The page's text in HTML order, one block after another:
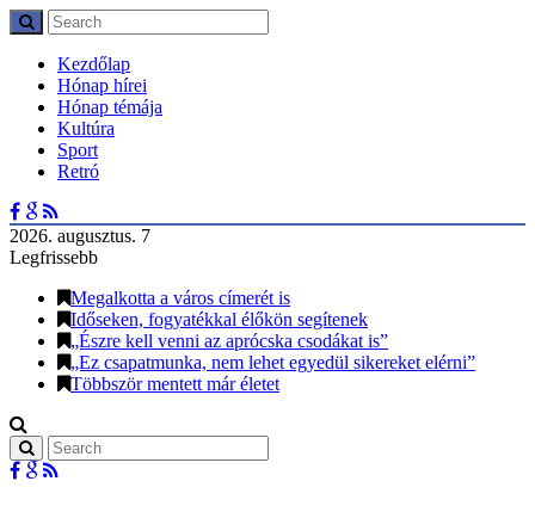
Kezdőlap
Hónap hírei
Hónap témája
Kultúra
Sport
Retró
2026. augusztus. 7
Legfrissebb
Megalkotta a város címerét is
Időseken, fogyatékkal élőkön segítenek
„Észre kell venni az aprócska csodákat is”
„Ez csapatmunka, nem lehet egyedül sikereket elérni”
Többször mentett már életet